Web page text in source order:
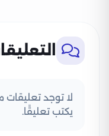
لا توجد
يكتب تعليقًا.